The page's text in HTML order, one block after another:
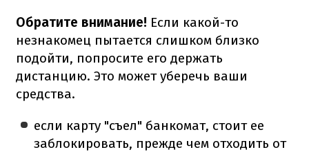
Обратите внимание! Если какой-то
незнакомец пытается слишком близко
подойти, попросите его держать
дистанцию. Это может уберечь ваши
средства.
если карту "съел" банкомат, стоит ее
заблокировать, прежде чем отходить от